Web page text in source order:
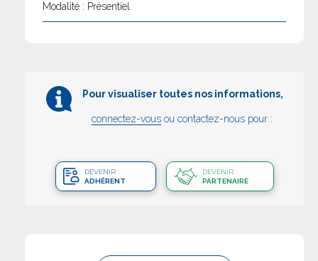
Modalité : Présentiel
Pour visualiser toutes nos informations,
connectez-vous ou contactez-nous pour :
DEVENIR
ADHÉRENT
DEVENIR
PARTENAIRE